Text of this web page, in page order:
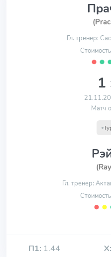
Гл. тренер:
⬤ ⬤
1
Матч
Гл. тренер:
⬤ ⬤
П1: 1.44 Х: